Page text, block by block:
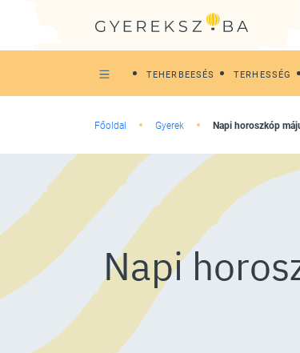
TEHERBEESÉS TERHESSÉG
Főoldal Gyerek Napi horoszkóp
Napi